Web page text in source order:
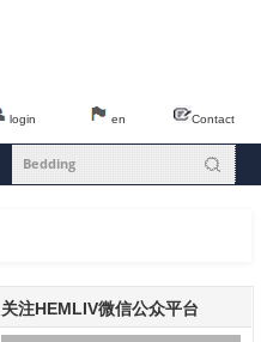
Contact
en
login
关注HEMLIV微信公众平台